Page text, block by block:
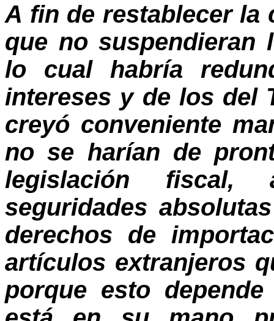
A fin de restablecer la
que no suspendieran
lo cual habría
intereses y de los del
creyó conveniente
no se harían de
legislación
seguridades
derechos de
artículos extranjeros
porque esto